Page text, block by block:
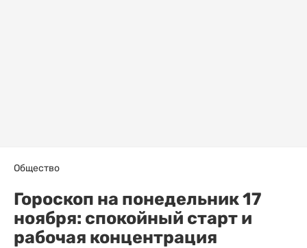
Общество
Гороскоп на понедельник 17
ноября: спокойный старт и
рабочая концентрация